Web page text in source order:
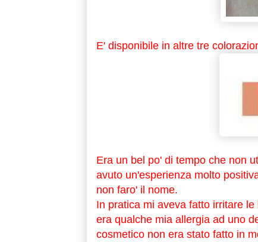
E' disponibile in altre tre
Era un bel po' di tempo che non
avuto un'esperienza molto
non faro' il nome.
In pratica mi aveva fatto irritare
era qualche mia allergia ad uno
cosmetico non era stato fatto in